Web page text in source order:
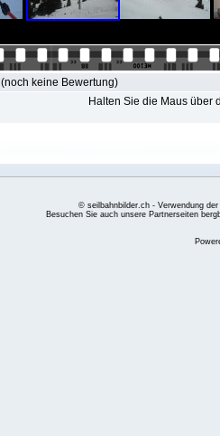
(noch keine Bewertung)
Halten Sie die Maus über
© seilbahnbilder.ch - Verwendung
Besuchen Sie auch unsere Partnerseiten